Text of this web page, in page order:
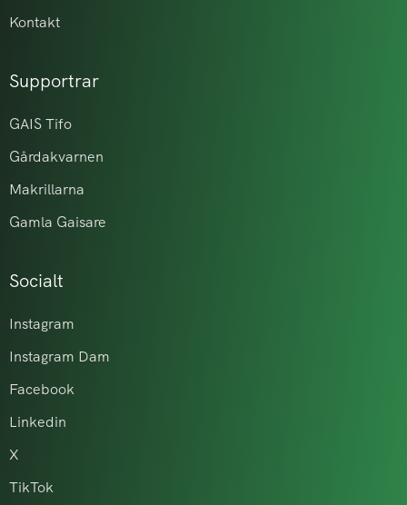
Kontakt
Supportrar
GAIS Tifo
Gårdakvarnen
Makrillarna
Gamla Gaisare
Socialt
Instagram
Instagram Dam
Facebook
Linkedin
X
TikTok